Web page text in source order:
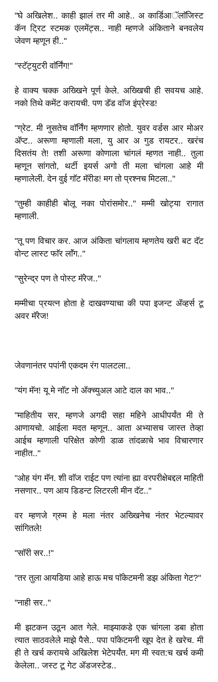
"घे अखिलेश.. काही झालं तर मी आहे.. अ कार्डिआॅलाॅजिस्ट
कॅन ट्रिट स्टमक एलमेंट्स.. नाही म्हणजे अंकिताने बनवलेय
जेवण म्हणून ही.."
"स्टॅट्युटरी वाॅर्निंग!"
हे वाक्य चक्क अख्खिने पूर्ण केले. अख्खिची ही सवयच आहे.
नको तिथे कमेंट करायची. पण डॅड वाॅज इंप्रेस्ड!
"ग्रेट. मी नुसतेच वाॅर्निंग म्हणणार होतो. युवर वर्डस आर मोअर
ॲप्ट.. अरूणा म्हणाली मला, यु आर अ गुड रायटर.. खरंच
दिसतंय ते! तशी अरूणा कोणाला चांगलं म्हणत नाही.. तुला
म्हणून सांगतो, थर्टी इयर्स अगो ती मला चांगला आहे मी
म्हणालेली. देन वुई गाॅट मॅरीड! मग तो प्रश्नच मिटला.."
"तुम्ही काहीही बोलू नका पोरांसमोर.." मम्मी खोट्या रागात
म्हणाली.
"तू पण विचार कर. आज अंकिता चांगलाय म्हणतेय खरी बट दॅट
वोन्ट लास्ट फाॅर लाॅंग.."
"सुरेन्द्र पण ते पोस्ट मॅरेज.."
मम्मीचा प्रयत्न होता हे दाखवण्याचा की पपा इजन्ट ॲव्हर्स टू
अवर मॅरेज!
जेवणानंतर पपांनी एकदम रंग पालटला..
"यंग मॅन! यू मे नाॅट नो ॲक्च्युअल आटे दाल का भाव.."
"माहितीय सर, म्हणजे अगदी सहा महिने आधीपर्यंत मी ते
आणायचो. आईला मदत म्हणून.. आता अभ्यासच जास्त तेव्हा
आईच म्हणाली परिक्षेत कोणी डाळ तांदळाचे भाव विचारणार
नाहीत.."
"ओह यंग मॅन. शी वाॅज राईट पण त्यांना ह्या वरपरीक्षेबद्दल माहिती
नसणार.. पण आय डिडन्ट लिटरली मीन दॅट.."
वर म्हणजे ग्रुम हे मला नंतर अख्खिनेच नंतर भेटल्यावर
सांगितले!
"साॅरी सर..!"
"तर तुला आयडिया आहे हाऊ मच पाॅकेटमनी डझ अंकिता गेट?"
"नाही सर.."
मी झटकन उठून आत गेले. माझ्याकडे एक चांगला डबा होता
त्यात साठवलेले माझे पैसे.. पपा पाॅकेटमनी खूप देत हे खरेच. मी
ही ते खर्च करायचे अखिलेश भेटेपर्यंत. मग मी स्वत:च खर्च कमी
केलेला.. जस्ट टू गेट ॲडजस्टेड..